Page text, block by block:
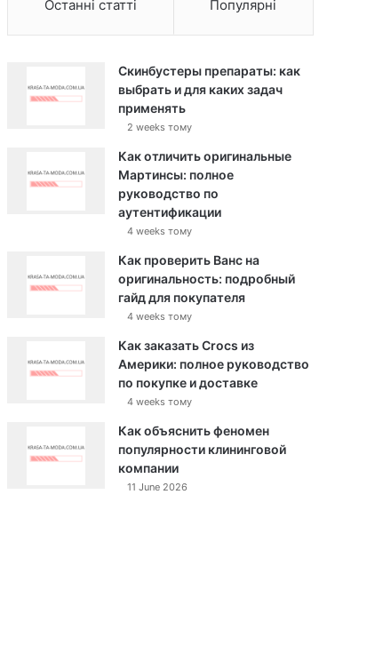
Останні статті Популярні
Скинбустеры препараты: как
выбрать и для каких задач
применять
2 weeks тому
Как отличить оригинальные
Мартинсы: полное
руководство по
аутентификации
4 weeks тому
Как проверить Ванс на
оригинальность: подробный
гайд для покупателя
4 weeks тому
Как заказать Crocs из
Америки: полное руководство
по покупке и доставке
4 weeks тому
Как объяснить феномен
популярности клининговой
компании
11 June 2026